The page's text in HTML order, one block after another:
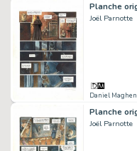
Joël Parnotte
Daniel Maghen
Joël Parnotte